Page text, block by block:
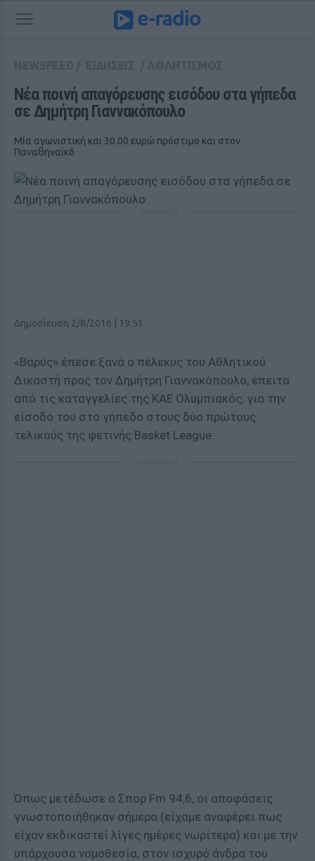
Νέα ποινή απαγόρευσης εισόδου στα γήπεδα
σε Δημήτρη Γιαννακόπουλο
Μία αγωνιστική και 30.00 ευρώ πρόστιμο και στον
Παναθηναϊκό
Δημοσίευση 2/8/2016 | 19:51
«Βαρύς» έπεσε ξανά ο πέλεκυς του Αθλητικού
Δικαστή προς τον Δημήτρη Γιαννακόπουλο, έπειτα
από τις καταγγελίες της ΚΑΕ Ολυμπιακός, για την
είσοδό του στο γήπεδο στους δύο πρώτους
τελικούς της φετινής Basket League.
Όπως μετέδωσε ο Σπορ Fm 94,6, οι αποφάσεις
γνωστοποιήθηκαν σήμερα (είχαμε αναφέρει πως
είχαν εκδικαστεί λίγες ημέρες νωρίτερα) και με την
υπάρχουσα νομοθεσία, στον ισχυρό άνδρα του